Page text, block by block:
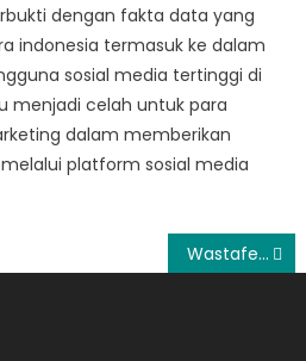
dengan fakta data yang
indonesia termasuk ke dalam
sosial media tertinggi di
menjadi celah untuk para
dalam memberikan
platform sosial media
Wastafel Mampet? Ini Dia Cara Menghilangkan Sumbatannya